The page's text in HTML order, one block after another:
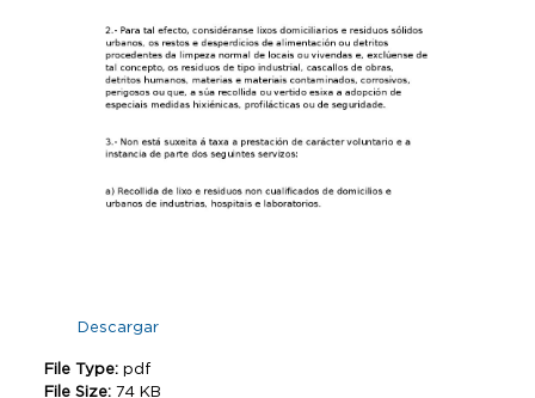
Descargar
File Type: pdf
File Size: 74 KB